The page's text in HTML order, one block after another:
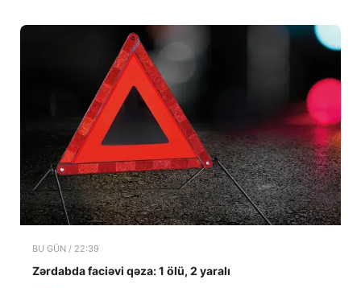
BU GÜN / 22:39
Zərdabda faciəvi qəza: 1 ölü, 2 yaralı